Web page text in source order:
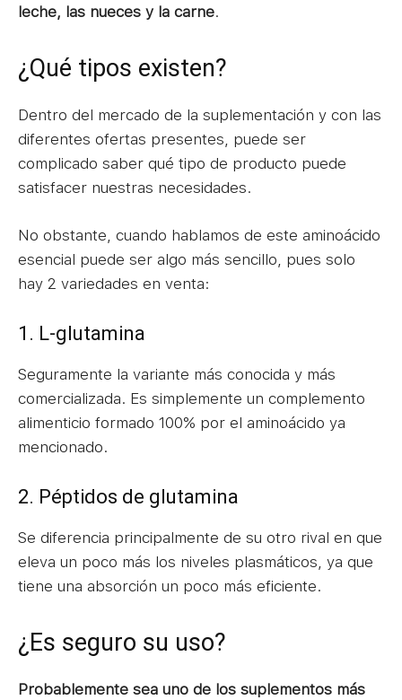
leche, las nueces y la carne.
¿Qué tipos existen?
Dentro del mercado de la suplementación y con las
diferentes ofertas presentes, puede ser
complicado saber qué tipo de producto puede
satisfacer nuestras necesidades.
No obstante, cuando hablamos de este aminoácido
esencial puede ser algo más sencillo, pues solo
hay 2 variedades en venta:
1. L-glutamina
Seguramente la variante más conocida y más
comercializada. Es simplemente un complemento
alimenticio formado 100% por el aminoácido ya
mencionado.
2. Péptidos de glutamina
Se diferencia principalmente de su otro rival en que
eleva un poco más los niveles plasmáticos, ya que
tiene una absorción un poco más eficiente.
¿Es seguro su uso?
Probablemente sea uno de los suplementos más